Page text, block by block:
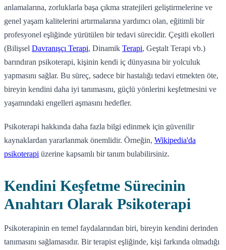
anlamalarına, zorluklarla başa çıkma stratejileri geliştirmelerine ve
genel yaşam kalitelerini artırmalarına yardımcı olan, eğitimli bir
profesyonel eşliğinde yürütülen bir tedavi sürecidir. Çeşitli ekolleri
(Bilişsel Davranışçı Terapi, Dinamik Terapi, Geştalt Terapi vb.)
barındıran psikoterapi, kişinin kendi iç dünyasına bir yolculuk
yapmasını sağlar. Bu süreç, sadece bir hastalığı tedavi etmekten öte,
bireyin kendini daha iyi tanımasını, güçlü yönlerini keşfetmesini ve
yaşamındaki engelleri aşmasını hedefler.
Psikoterapi hakkında daha fazla bilgi edinmek için güvenilir
kaynaklardan yararlanmak önemlidir. Örneğin, Wikipedia'da
psikoterapi üzerine kapsamlı bir tanım bulabilirsiniz.
Kendini Keşfetme Sürecinin
Anahtarı Olarak Psikoterapi
Psikoterapinin en temel faydalarından biri, bireyin kendini derinden
tanımasını sağlamasıdır. Bir terapist eşliğinde, kişi farkında olmadığı